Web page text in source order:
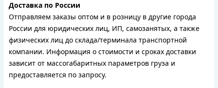
Доставка по России
Отправляем заказы оптом и в розницу в другие города
России для юридических лиц, ИП, самозанятых, а также
физических лиц до склада/терминала транспортной
компании. Информация о стоимости и сроках доставки
зависит от массогабаритных параметров груза и
предоставляется по запросу.